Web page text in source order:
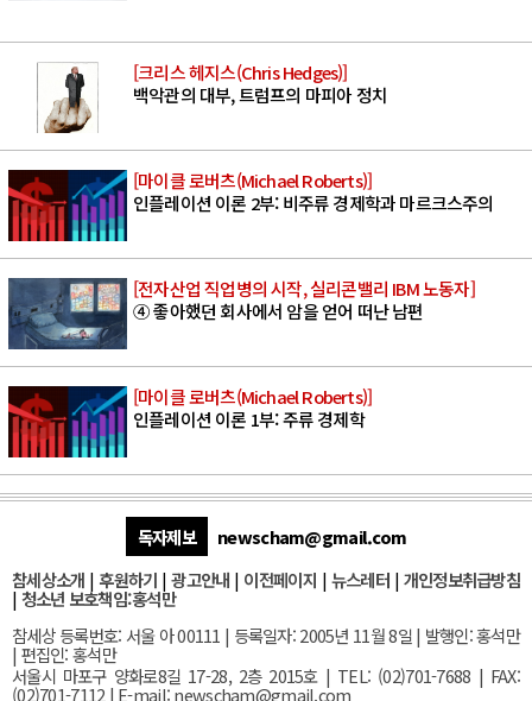
[크리스 헤지스(Chris Hedges)]
백악관의 대부, 트럼프의 마피아 정치
[마이클 로버츠(Michael Roberts)]
인플레이션 이론 2부: 비주류 경제학과 마르크스주의
[전자산업 직업병의 시작, 실리콘밸리 IBM 노동자]
④ 좋아했던 회사에서 암을 얻어 떠난 남편
[마이클 로버츠(Michael Roberts)]
인플레이션 이론 1부: 주류 경제학
독자제보
newscham@gmail.com
참세상소개 | 후원하기 |광고안내 | 이전페이지 | 뉴스레터| 개인정보취급방침
| 청소년 보호책임:홍석만
참세상 등록번호: 서울 아 00111 | 등록일자: 2005년 11월 8일 | 발행인: 홍석만
| 편집인: 홍석만
서울시 마포구 양화로8길 17-28, 2층 2015호| TEL: (02)701-7688 | FAX:
(02)701-7112 | E-mail:newscham@gmail.com